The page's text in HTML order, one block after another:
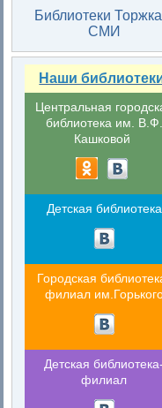
Библиотеки
СМИ
Наши
Центральная
библиотека им. В.Ф.
Кашковой
Детская библиотека
Городская
филиал
Детская библиотека-
филиал